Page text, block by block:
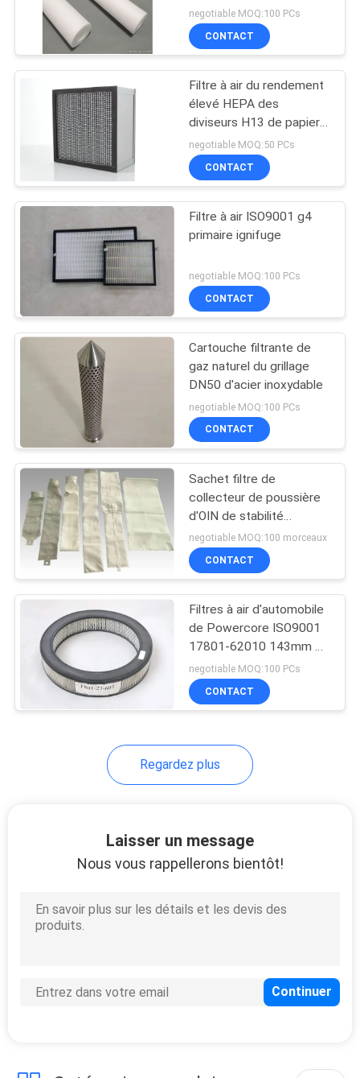
SITE
PRIVACY
POLICYCartouche
hydraulique de filtre
à huile
39
Cartouche filtrante
d'huile lubrifiante
Filtres plissés de
panneau
Filtres à air de
poche
Filtre à air du
HEPA
de gaz naturel
microns
negotiable MOQ:100 PCs
CONTACT
Filtre à air du rendement
élevé HEPA des
diviseurs H13 de papier
d'aluminium
negotiable MOQ:50 PCs
CONTACT
Filtre à air ISO9001 g4
primaire ignifuge
negotiable MOQ:100 PCs
CONTACT
Cartouche filtrante de
gaz naturel du grillage
DN50 d'acier inoxydable
negotiable MOQ:100 PCs
CONTACT
Sachet filtre de
collecteur de poussière
d'OIN de stabilité
dimensionnelle
negotiable MOQ:100 morceaux
CONTACT
Filtres à air d'automobile
de Powercore ISO9001
17801-62010 143mm de
tracteur
negotiable MOQ:100 PCs
CONTACT
Regardez plus
Laisser un message
Nous vous rappellerons bientôt!